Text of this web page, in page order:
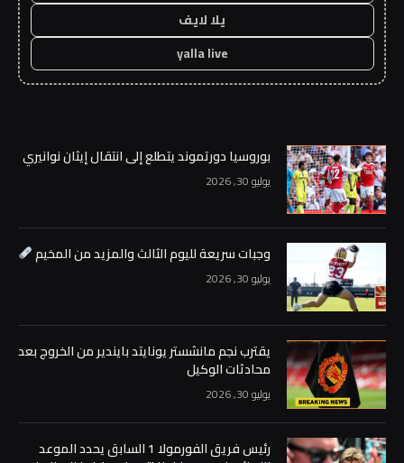
يلا لايف
yalla live
بوروسيا دورتموند يتطلع إلى انتقال إيثان نوانيري
يوليو 30, 2026
وجبات سريعة لليوم الثالث والمزيد من المخيم
يوليو 30, 2026
يقترب نجم مانشستر يونايتد بايندير من الخروج بعد
محادثات الوكيل
يوليو 30, 2026
رئيس فريق الفورمولا 1 السابق يحدد الموعد